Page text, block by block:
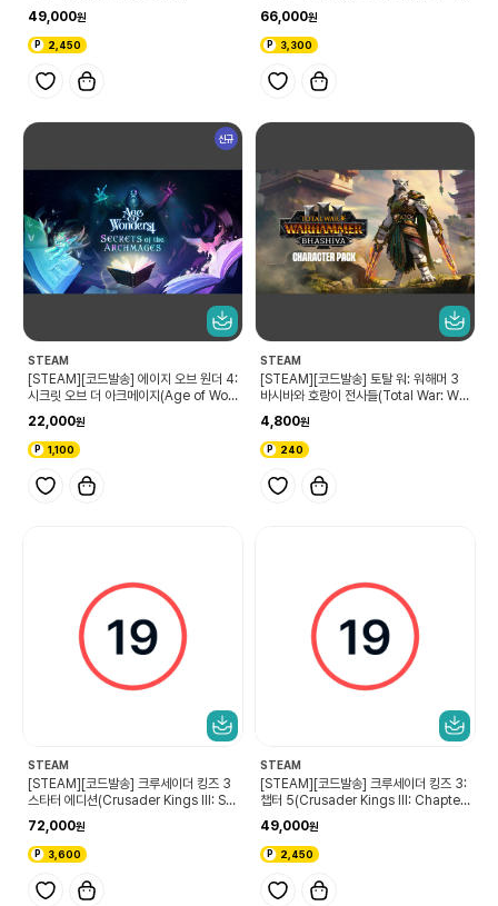
49,000
2,450
66,000
3,300
신규
STEAM
[STEAM][코드발송] 에이지 오브 원더 4:
시크릿 오브 더 아크메이지(Age of Won
s)
22,000
1,100
STEAM
[STEAM][코드발송] 토탈 워: 워해머 3
바시바와 호랑이 전사들(Total War: WA
er Pack)
4,800
240
STEAM
[STEAM][코드발송] 크루세이더 킹즈 3
스타터 에디션(Crusader Kings III: Sta
72,000
3,600
STEAM
[STEAM][코드발송] 크루세이더 킹즈 3:
챕터 5(Crusader Kings III: Chapter
49,000
2,450